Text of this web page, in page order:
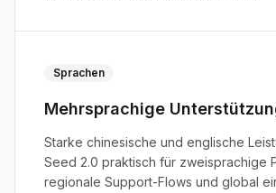
Sprachen
Mehrsprachige
Starke chinesische und englische
Seed 2.0 praktisch für zweisprachige
regionale Support-Flows und global